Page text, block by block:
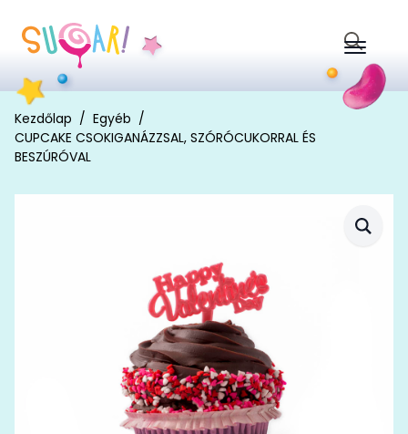
Search
for:
Kezdőlap
Egyéb
CUPCAKE CSOKIGANÁZZSAL, SZÓRÓCUKORRAL ÉS
BESZÚRÓVAL